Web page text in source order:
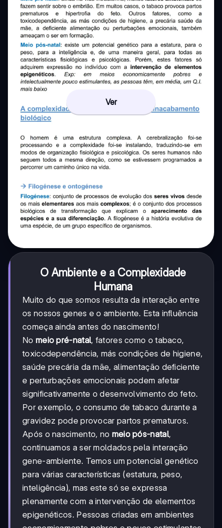
Ver
O Ambiente e a Complexidade
Humana
Muito do que somos resulta da interação entre
os nossos genes e o ambiente. Esta influência
começa ainda antes do nascimento!
No meio pré-natal, fatores como o tabaco,
toxicodependência, más condições de higiene,
saúde precária da mãe, alimentação deficiente
e perturbações emocionais podem afetar
significativamente o desenvolvimento do feto.
Por exemplo, o consumo de tabaco durante a
gravidez pode provocar partos prematuros.
Após o nascimento, no meio pós-natal,
continuamos a ser moldados pela interação
gene-ambiente. Temos um potencial genético
para várias características (estatura, peso,
inteligência), mas este só se expressa
plenamente com a intervenção de elementos
epigenéticos. Pessoas criadas em ambientes